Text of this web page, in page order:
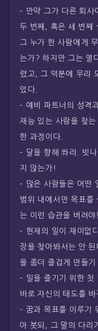
– 만약 그가 다른 회사
두 번째, 혹은 세 번째
그 누가 한 사람에게
는가? 하지만 그는 열
렸고, 그 덕분에 우리
었다.
– 예비 파트너의 성격
재능 있는 사람을 찾
한 과정이다.
– 달을 향해 쏴라. 빗
지 않는가!
– 많은 사람들은 어떤
범위 내에서만 목표를
는 이런 습관을 버려야
– 현재의 일이 재미없
장을 찾아봐서는 안
을 좀더 즐겁게 만들
– 일을 즐기기 위한 첫
바로 자신의 태도를
– 꿈과 목표를 이루기
아 붓되, 그 말의 다리